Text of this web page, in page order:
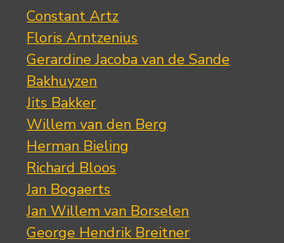
Constant Artz
Floris Arntzenius
Gerardine Jacoba van de Sande
Bakhuyzen
Jits Bakker
Willem van den Berg
Herman Bieling
Richard Bloos
Jan Bogaerts
Jan Willem van Borselen
George Hendrik Breitner